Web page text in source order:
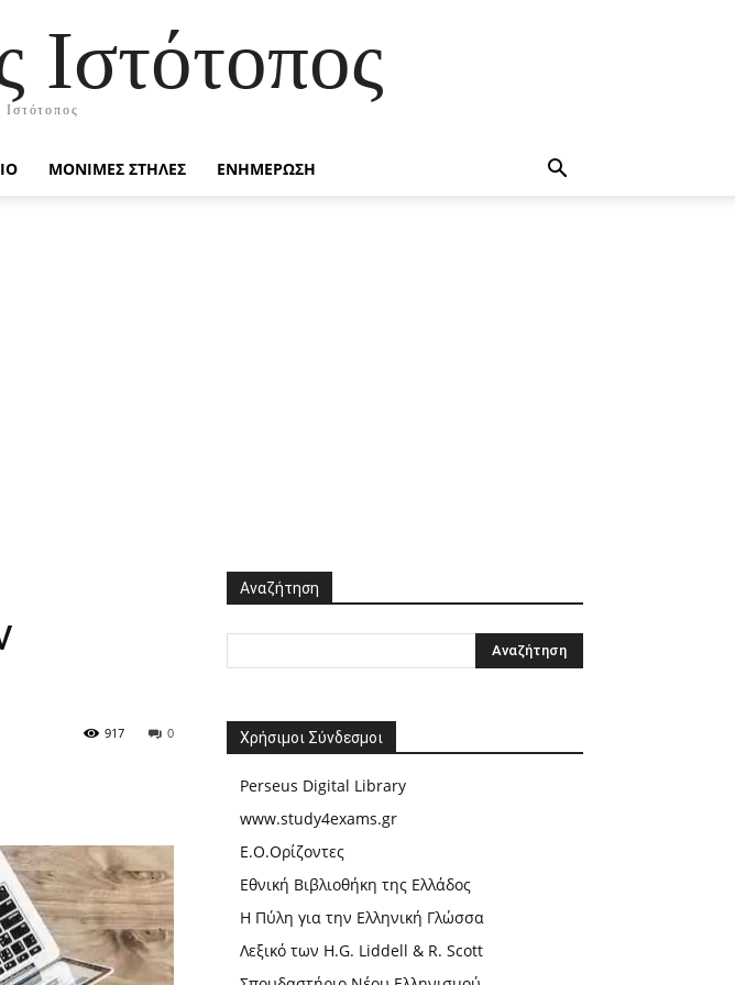
Ιστότοπος
Ιστότοπος
ΜΟΝΙΜΕΣ ΣΤΗΛΕΣ ΕΝΗΜΕΡΩΣΗ
0
917
Αναζήτηση
Χρήσιμοι Σύνδεσμοι
Perseus Digital Library
www.study4exams.gr
Ε.Ο.Ορίζοντες
Εθνική Βιβλιοθήκη της Ελλάδος
Η Πύλη για την Ελληνική Γλώσσα
Λεξικό των H.G. Liddell & R. Scott